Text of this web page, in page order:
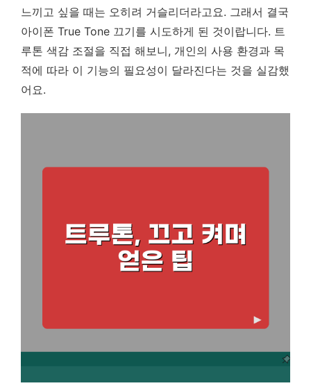
느끼고 싶을 때는 오히려 거슬리더라고요. 그래서 결국
아이폰 True Tone 끄기를 시도하게 된 것이랍니다. 트
루톤 색감 조절을 직접 해보니, 개인의 사용 환경과 목
적에 따라 이 기능의 필요성이 달라진다는 것을 실감했
어요.